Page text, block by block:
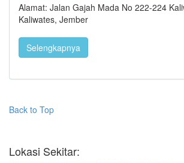
Alamat: Jalan Gajah Mada No 222-224
Kaliwates, Jember
Selengkapnya
Back to Top
Lokasi Sekitar: